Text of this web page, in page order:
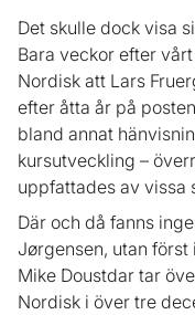
Det skulle dock visa
Bara veckor efter
Nordisk att Lars
efter åtta år på
bland annat
kursutveckling –
uppfattades av vissa
Där och då fanns
Jørgensen, utan
Mike Doustdar tar
Nordisk i över tre